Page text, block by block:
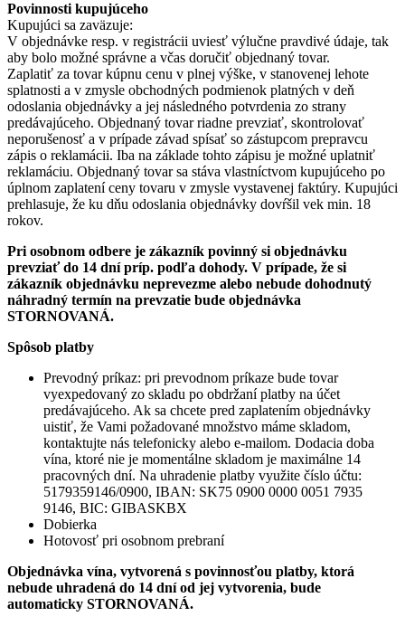
Povinnosti kupujúceho
Kupujúci sa zaväzuje:
V objednávke resp. v registrácii uviesť výlučne pravdivé údaje, tak
aby bolo možné správne a včas doručiť objednaný tovar.
Zaplatiť za tovar kúpnu cenu v plnej výške, v stanovenej lehote
splatnosti a v zmysle obchodných podmienok platných v deň
odoslania objednávky a jej následného potvrdenia zo strany
predávajúceho. Objednaný tovar riadne prevziať, skontrolovať
neporušenosť a v prípade závad spísať so zástupcom prepravcu
zápis o reklamácii. Iba na základe tohto zápisu je možné uplatniť
reklamáciu. Objednaný tovar sa stáva vlastníctvom kupujúceho po
úplnom zaplatení ceny tovaru v zmysle vystavenej faktúry. Kupujúci
prehlasuje, že ku dňu odoslania objednávky dovŕšil vek min. 18
rokov.
Pri osobnom odbere je zákazník povinný si objednávku
prevziať do 14 dní príp. podľa dohody. V prípade, že si
zákazník objednávku neprevezme alebo nebude dohodnutý
náhradný termín na prevzatie bude objednávka
STORNOVANÁ.
Spôsob platby
Prevodný príkaz: pri prevodnom príkaze bude tovar
vyexpedovaný zo skladu po obdržaní platby na účet
predávajúceho. Ak sa chcete pred zaplatením objednávky
uistiť, že Vami požadované množstvo máme skladom,
kontaktujte nás telefonicky alebo e-mailom. Dodacia doba
vína, ktoré nie je momentálne skladom je maximálne 14
pracovných dní. Na uhradenie platby využite číslo účtu:
5179359146/0900, IBAN: SK75 0900 0000 0051 7935
9146, BIC: GIBASKBX
Dobierka
Hotovosť pri osobnom prebraní
Objednávka vína, vytvorená s povinnosťou platby, ktorá
nebude uhradená do 14 dní od jej vytvorenia, bude
automaticky STORNOVANÁ.